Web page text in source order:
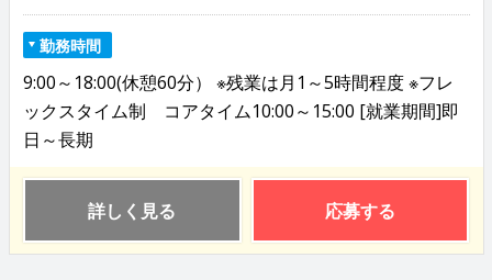
勤務時間
9:00～18:00(休憩60分） ※残業は月1～5時間程度 ※フレ
ックスタイム制 コアタイム10:00～15:00 [就業期間]即
日～長期
詳しく見る 応募する